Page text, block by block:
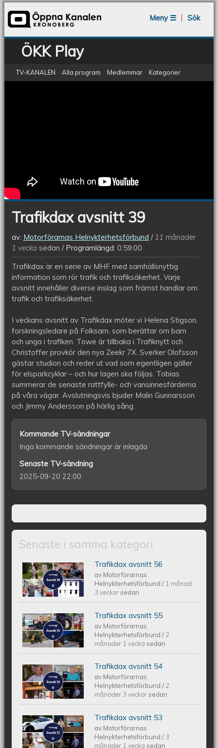
Meny ☰
Sök
ÖKK Play
TV-KANALEN Alla program Medlemmar Kategorier
Trafikdax avsnitt 39
av: Motorförarnas Helnykterhetsförbund
11 månader
1 vecka sedan Programlängd: 0:59:00
Trafikdax är en serie av MHF med samhällsnyttig
information som rör trafik och trafiksäkerhet. Varje
avsnitt innehåller diverse inslag som främst handlar om
trafik och trafiksäkerhet.
I veckans avsnitt av Trafikdax möter vi Helena Stigson,
forskningsledare på Folksam, som berättar om barn
och unga i trafiken. Towe är tillbaka i Trafiknytt och
Christoffer provkör den nya Zeekr 7X. Sverker Olofsson
gästar studion och reder ut vad som egentligen gäller
för elsparkcyklar – och hur lagen ska följas. Tobias
summerar de senaste rattfylle- och vansinnesfärderna
på våra vägar. Avslutningsvis bjuder Malin Gunnarsson
och Jimmy Andersson på härlig sång.
Kommande TV-sändningar
Inga kommande sändningar är inlagda
Senaste TV-sändning
2025-09-20 22:00
Senaste i samma kategori
Trafikdax - Avsnitt 56
Trafikdax avsnitt 56
av Motorförarnas
Helnykterhetsförbund/ 1 månad
3 veckor sedan
Trafikdax - Avsnitt 55
Trafikdax avsnitt 55
av Motorförarnas
Helnykterhetsförbund/ 2
månader 1 vecka sedan
Trafikdax avsnitt 54
Trafikdax avsnitt 54
av Motorförarnas
Helnykterhetsförbund/ 2
månader 3 veckor sedan
Trafikdax - Avsnitt 53
Trafikdax avsnitt 53
av Motorförarnas
Helnykterhetsförbund/3
månader 1 vecka sedan